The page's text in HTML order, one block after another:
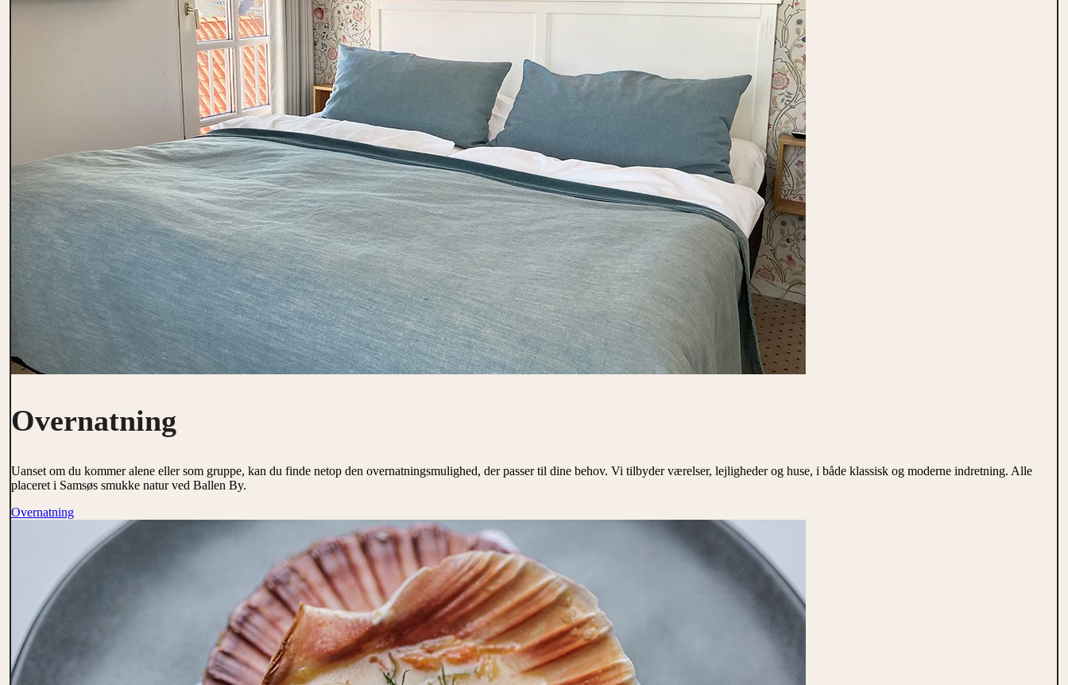
Overnatning
Uanset om du kommer alene eller som gruppe, kan du finde netop den overnatningsmulighed, der passer til dine behov. Vi tilbyder værelser, lejligheder og huse, i både klassisk og moderne indretning. Alle
placeret i Samsøs smukke natur ved Ballen By.
Overnatning